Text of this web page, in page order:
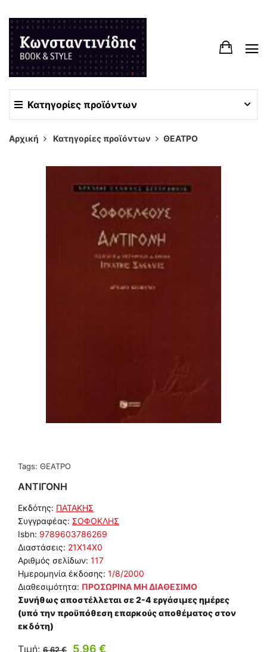
Κατηγορίες προϊόντων
Αρχική Κατηγορίες προϊόντων ΘΕΑΤΡΟ
Tags: ΘΕΑΤΡΟ
ΑΝΤΙΓΟΝΗ
Εκδότης: ΠΑΤΑΚΗΣ
Συγγραφέας: ΣΟΦΟΚΛΗΣ
Isbn: 9789603786269
Διαστάσεις: 21Χ14Χ0
Αριθμός σελίδων: 117
Ημερομηνία έκδοσης: 1/8/2000
Διαθεσιμότητα: ΠΡΟΣΩΡΙΝΑ ΜΗ ΔΙΑΘΕΣΙΜΟ
Συνήθως αποστέλλεται σε 2-4 εργάσιμες ημέρες
(υπό την προϋπόθεση επαρκούς αποθέματος στον
εκδότη)
Τιμή: 6,62 € 5,96 €